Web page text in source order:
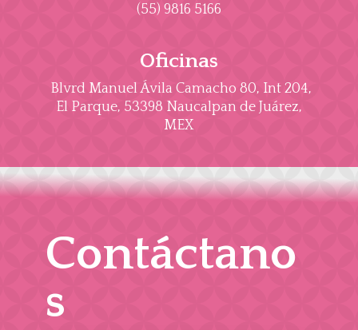
(55) 9816 5166
Oficinas
Blvrd Manuel Ávila Camacho 80, Int 204,
El Parque, 53398 Naucalpan de Juárez,
MEX
Contáctano
s